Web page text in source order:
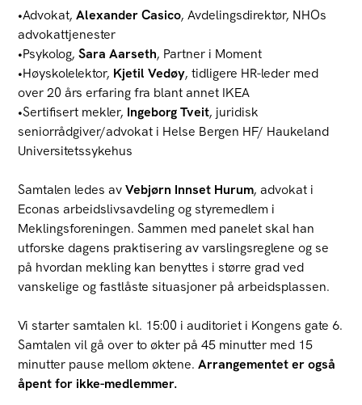
•Advokat,Alexander Casico, Avdelingsdirektør, NHOs
advokattjenester
•Psykolog,Sara Aarseth, Partner i Moment
•Høyskolelektor, Kjetil Vedøy,tidligere HR-leder med
over 20 års erfaring fra blant annet IKEA
•Sertifisert mekler, Ingeborg Tveit, juridisk
seniorrådgiver/advokat i Helse Bergen HF/ Haukeland
Universitetssykehus
Samtalen ledes avVebjørn Innset Hurum, advokat i
Econas arbeidslivsavdeling og styremedlem i
Meklingsforeningen. Sammen med panelet skal han
utforske dagens praktisering av varslingsreglene og se
på hvordan mekling kan benyttes i større grad ved
vanskelige og fastlåste situasjoner på arbeidsplassen.
Vi starter samtalen kl. 15:00 i auditoriet i Kongens gate 6.
Samtalen vil gå over to økter på 45 minutter med 15
minutter pause mellom øktene.Arrangementet er også
åpent for ikke-medlemmer.